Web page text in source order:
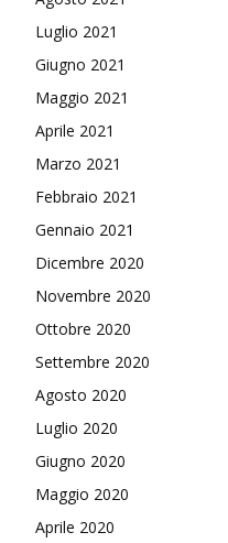
Luglio 2021
Giugno 2021
Maggio 2021
Aprile 2021
Marzo 2021
Febbraio 2021
Gennaio 2021
Dicembre 2020
Novembre 2020
Ottobre 2020
Settembre 2020
Agosto 2020
Luglio 2020
Giugno 2020
Maggio 2020
Aprile 2020